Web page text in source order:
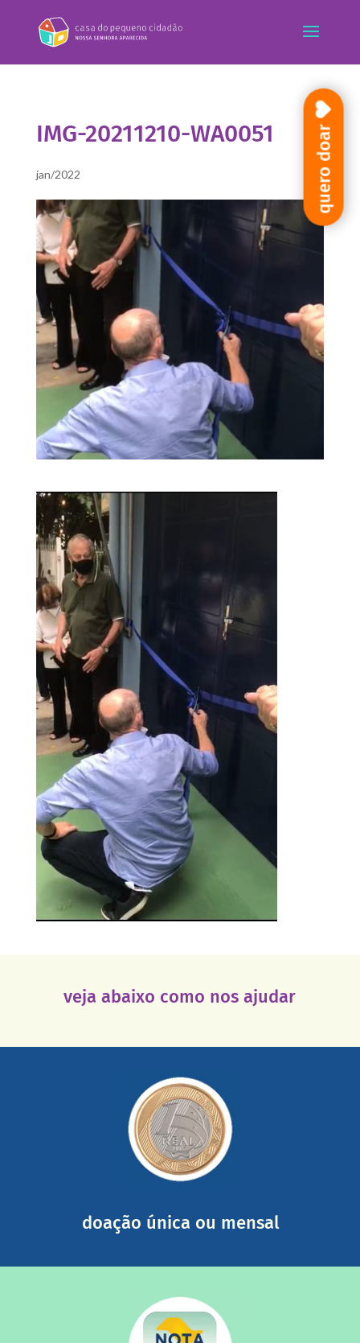
IMG-20211210-WA0051
jan/2022
veja abaixo como nos ajudar
doação única ou mensal
mail mostrando tudo o que fizemos com a sua ajuda
somada a de outras pessoas.
saiba mais
quero doar